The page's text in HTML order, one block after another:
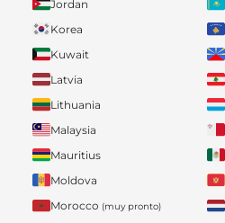
Jordan
Korea
Kuwait
Latvia
Lithuania
Malaysia
Mauritius
Moldova
Morocco (muy pronto)